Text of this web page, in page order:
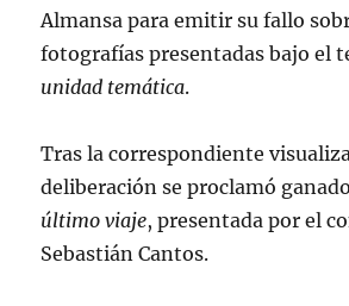
Almansa para emitir su fallo
fotografías presentadas bajo el
unidad temática.
Tras la correspondiente
deliberación se proclamó
último viaje, presentada por el
Sebastián Cantos.